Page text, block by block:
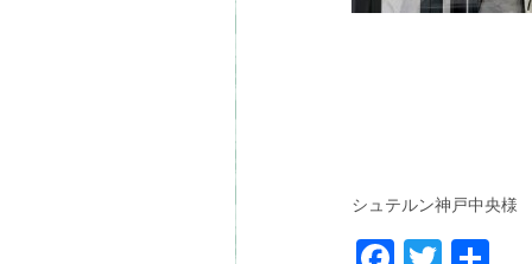
シュテルン神戸中央様